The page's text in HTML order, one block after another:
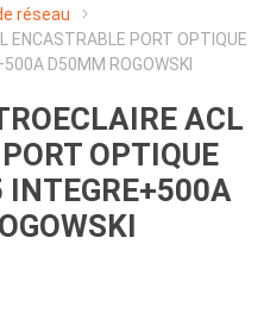
réseau
ENCASTRABLE PORT OPTIQUE
D50MM ROGOWSKI
ACL
OPTIQUE
INTEGRE+500A